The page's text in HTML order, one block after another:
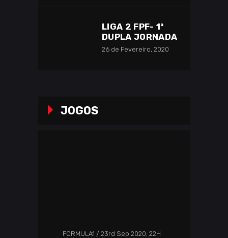
LIGA 2 FPF- 1ª
DUPLA JORNADA
26 de Fevereiro, 2020
JOGOS
FORMULA1 23rd Sep 2020, 22H